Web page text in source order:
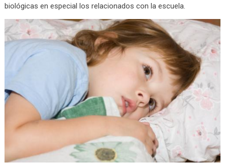
biológicas en especial los relacionados con la escuela.